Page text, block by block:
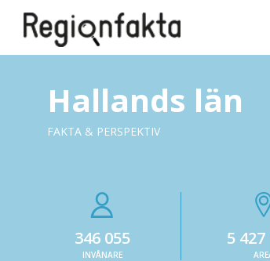
Hallands län
FAKTA & PERSPEKTIV
346 055
INVÅNARE
5